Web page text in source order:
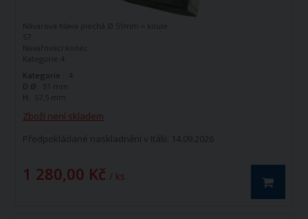
Zboží není skladem
Předpokládané naskladnění v Itálii: 14.09.2026
1 280,00 Kč / ks
Návarová hlava plochá Ø
51mm = koule
57
Navařovací konec.
Kategorie 4.
Kategorie :
4
D Ø:
51 mm
H:
57,5 mm